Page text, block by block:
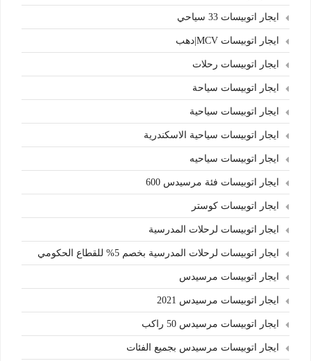
ايجار اتوبيسات 33 سياحي
ايجار اتوبيسات MCV|دهب
ايجار اتوبيسات رحلات
ايجار اتوبيسات سياحة
ايجار اتوبيسات سياحية
ايجار اتوبيسات سياحية الاسكندرية
ايجار اتوبيسات سياحيه
ايجار اتوبيسات فئة مرسيدس 600
ايجار اتوبيسات كوستر
ايجار اتوبيسات لرحلات المدرسية
ايجار اتوبيسات لرحلات المدرسية بخصم 5% للقطاع الحكومي
ايجار اتوبيسات مرسيدس
ايجار اتوبيسات مرسيدس 2021
ايجار اتوبيسات مرسيدس 50 راكب
ايجار اتوبيسات مرسيدس بجميع الفئات